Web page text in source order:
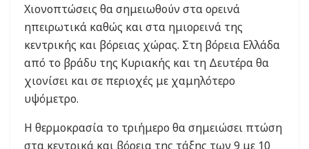
Χιονοπτώσεις θα σημειωθούν στα ορεινά
ηπειρωτικά καθώς και στα ημιορεινά της
κεντρικής και βόρειας χώρας. Στη βόρεια Ελλάδα
από το βράδυ της Κυριακής και τη Δευτέρα θα
χιονίσει και σε περιοχές με χαμηλότερο
υψόμετρο.
Η θερμοκρασία το τριήμερο θα σημειώσει πτώση
στα κεντρικά και βόρεια της τάξης των 9 με 10